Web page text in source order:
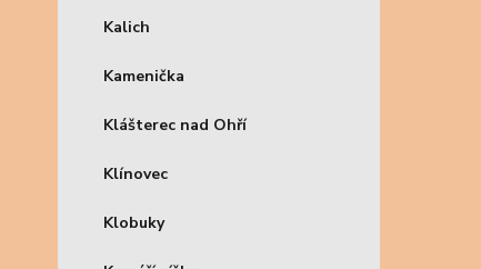
Kalich
Kamenička
Klášterec nad Ohří
Klínovec
Klobuky